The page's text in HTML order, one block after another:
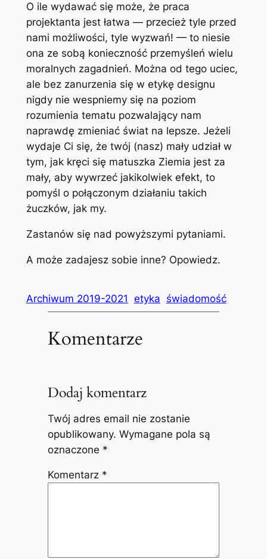
O ile wydawać się może, że praca
projektanta jest łatwa — przecież tyle przed
nami możliwości, tyle wyzwań! — to niesie
ona ze sobą konieczność przemyśleń wielu
moralnych zagadnień. Można od tego uciec,
ale bez zanurzenia się w etykę designu
nigdy nie wespniemy się na poziom
rozumienia tematu pozwalający nam
naprawdę zmieniać świat na lepsze. Jeżeli
wydaje Ci się, że twój (nasz) mały udział w
tym, jak kręci się matuszka Ziemia jest za
mały, aby wywrzeć jakikolwiek efekt, to
pomyśl o połączonym działaniu takich
żuczków, jak my.
Zastanów się nad powyższymi pytaniami.
A może zadajesz sobie inne? Opowiedz.
Archiwum 2019-2021 etyka świadomość
Komentarze
Dodaj komentarz
Twój adres email nie zostanie
opublikowany. Wymagane pola są
oznaczone *
Komentarz *